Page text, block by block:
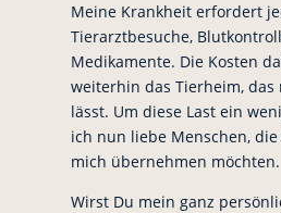
Meine Krankheit erfordert
Tierarztbesuche,
Medikamente. Die Kosten
weiterhin das Tierheim,
lässt. Um diese Last ein
ich nun liebe Menschen,
mich übernehmen möchten.
Wirst Du mein ganz